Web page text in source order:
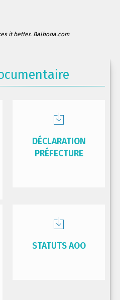
it better. Balbooa.com
DÉCLARATION
PRÉFECTURE
STATUTS AOO